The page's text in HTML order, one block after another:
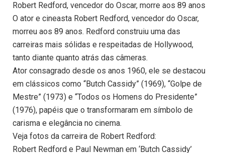
Robert Redford, vencedor do Oscar, morre aos 89 anos
O ator e cineasta Robert Redford, vencedor do Oscar,
morreu aos 89 anos. Redford construiu uma das
carreiras mais sólidas e respeitadas de Hollywood,
tanto diante quanto atrás das câmeras.
Ator consagrado desde os anos 1960, ele se destacou
em clássicos como “Butch Cassidy” (1969), “Golpe de
Mestre” (1973) e “Todos os Homens do Presidente”
(1976), papéis que o transformaram em símbolo de
carisma e elegância no cinema.
Veja fotos da carreira de Robert Redford:
Robert Redford e Paul Newman em ‘Butch Cassidy’